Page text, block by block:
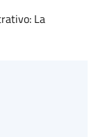
La